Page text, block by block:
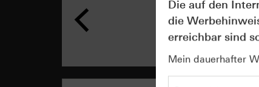
Die auf den
die
erreichbar sind
Mein dauerhafter